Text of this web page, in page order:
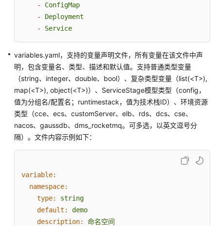
件
管
理
组
件
部
署
组
件
-
ConfigMap
-
Deployment
-
Service
variables.yaml，支持的变量声明文件，所有变量在该文件中声
明，包含变量名、类型、描述和默认值。支持普通类型变量
（string、integer、double、bool）、复杂类型变量（list(<T>),
map(<T>), object(<T>)）、ServiceStage模型类型（config，
值为分组名/配置名；runtimestack，值为技术栈ID）、环境资源
类型（cce、ecs、customServer、elb、rds、dcs、cse、
nacos、gaussdb、dms_rocketmq。可多选，以英文逗号分
隔）。文件内容示例如下：
variable:
namespace:
type:
string
default:
demo
description:
命名空间